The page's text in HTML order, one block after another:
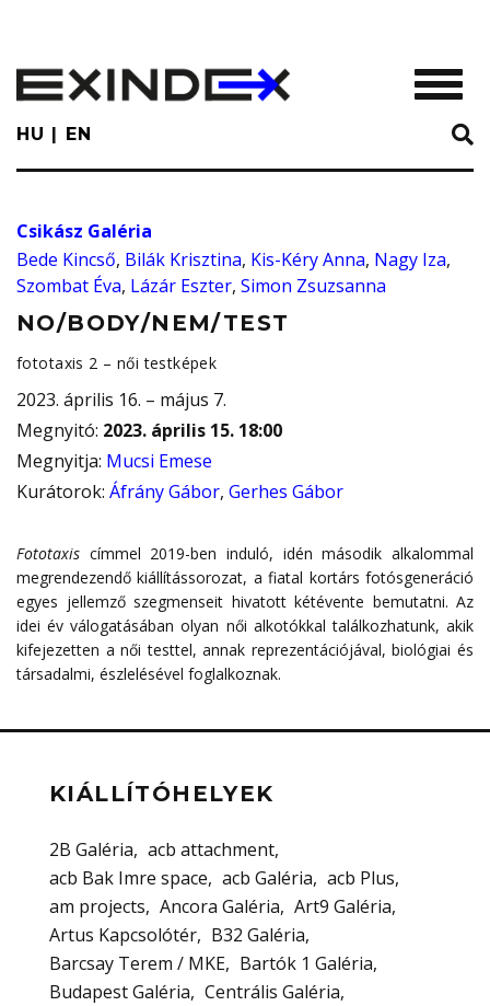
main
content
HU EN
Csikász Galéria
Bede Kincső, Bilák Krisztina, Kis-Kéry Anna, Nagy Iza,
Szombat Éva, Lázár Eszter, Simon Zsuzsanna
NO/BODY/NEM/TEST
fototaxis 2 – női testképek
2023. április 16. – május 7.
Megnyitó: 2023. április 15. 18:00
Megnyitja: Mucsi Emese
Kurátorok: Áfrány Gábor, Gerhes Gábor
Fototaxis címmel 2019-ben induló, idén második alkalommal
megrendezendő kiállítássorozat, a fiatal kortárs fotósgeneráció
egyes jellemző szegmenseit hivatott kétévente bemutatni. Az
idei év válogatásában olyan női alkotókkal találkozhatunk, akik
kifejezetten a női testtel, annak reprezentációjával, biológiai és
társadalmi, észlelésével foglalkoznak.
KIÁLLÍTÓHELYEK
2B Galéria
acb attachment
acb Bak Imre space
acb Galéria
acb Plus
am projects
Ancora Galéria
Art9 Galéria
Artus Kapcsolótér
B32 Galéria
Barcsay Terem / MKE
Bartók 1 Galéria
Budapest Galéria
Centrális Galéria